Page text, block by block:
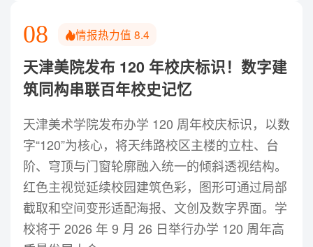
08 情报热力值8.4
天津美院发布 120 年校庆标识！数字建
筑同构串联百年校史记忆
天津美术学院发布办学 120 周年校庆标识，以数
字“120”为核心，将天纬路校区主楼的立柱、台
阶、穹顶与门窗轮廓融入统一的倾斜透视结构。
红色主视觉延续校园建筑色彩，图形可通过局部
截取和空间变形适配海报、文创及数字界面。学
校将于 2026 年 9 月 26 日举行办学 120 周年高